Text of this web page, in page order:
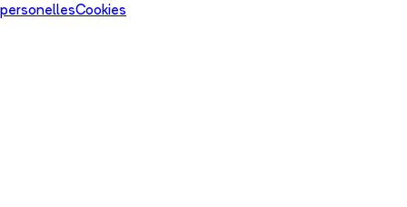
personellesCookies